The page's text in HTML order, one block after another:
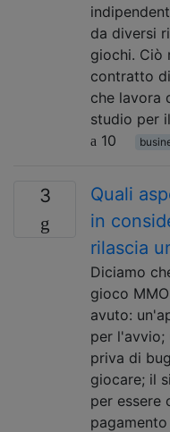
da diversi
giochi. Ciò
contratto
che lavora
studio per
10
3
Quali
in
rilascia
Diciamo
gioco
avuto:
per l'avvio;
priva di
giocare; il
per essere